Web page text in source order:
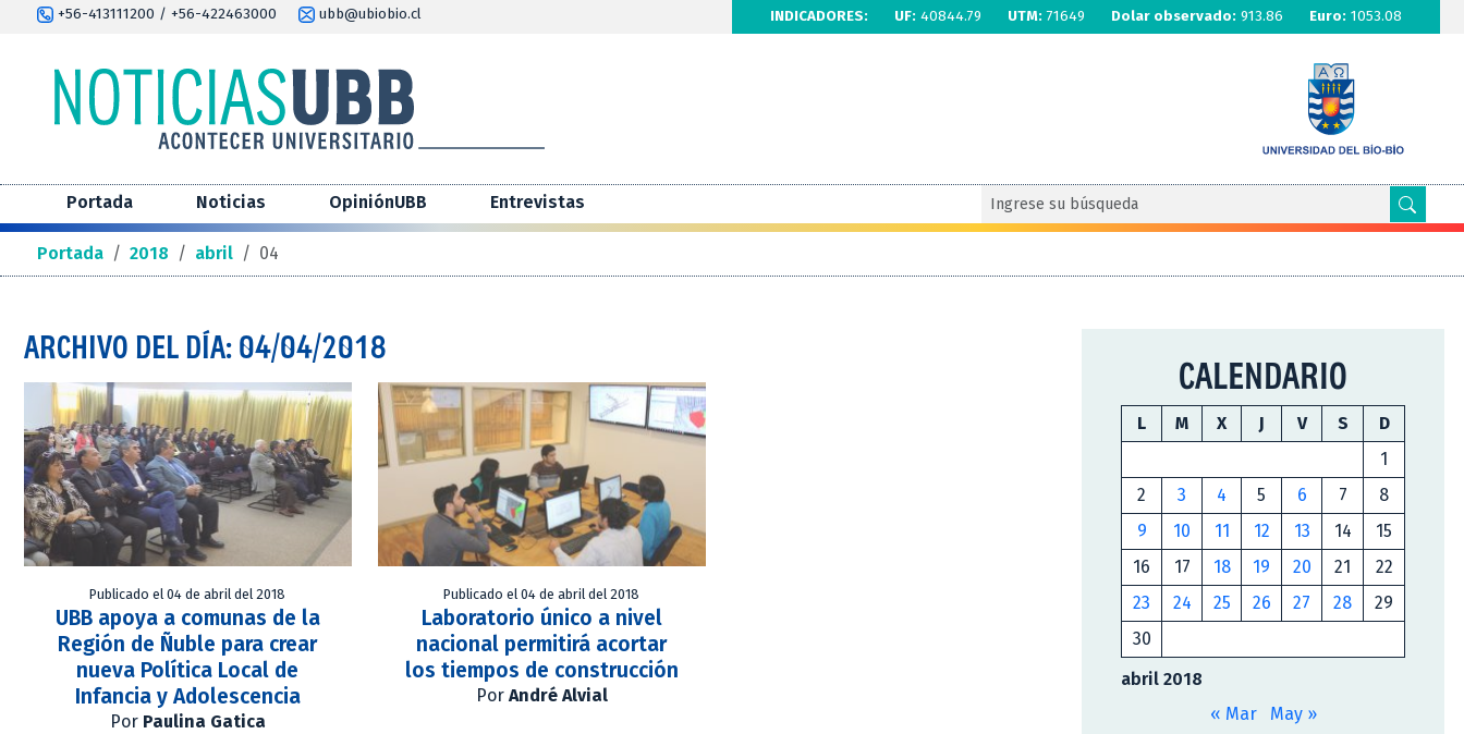
+56-413111200 / +56-422463000 ubb@ubiobio.cl INDICADORES: UF: 40844.79 UTM: 71649 Dolar observado: 913.86 Euro: 1053.08
Portada Noticias OpiniónUBB Entrevistas
Portada / 2018 / abril / 04
ARCHIVO DEL DÍA: 04/04/2018
Publicado el 04 de abril del 2018
UBB apoya a comunas de la
Región de Ñuble para crear
nueva Política Local de
Infancia y Adolescencia
Por Paulina Gatica
Publicado el 04 de abril del 2018
Laboratorio único a nivel
nacional permitirá acortar
los tiempos de construcción
Por André Alvial
CALENDARIO
abril 2018
L M X J V S
D
1
2
3 4 5 6 7
8
9
10 11 12 13 14
15
16
17 18 19 20 21
22
23
24 25 26 27 28
29
30
« Mar May »